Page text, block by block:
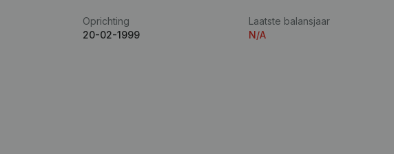
Oprichting
20-02-1999
Laatste balansjaar
N/A